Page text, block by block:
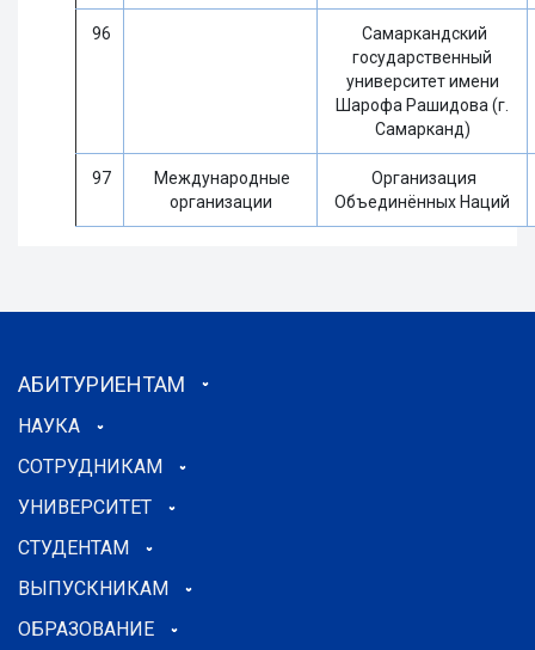
96
Самаркандский
государственный
университет имени
Шарофа Рашидова (г.
Самарканд)
97
Международные
организации
Организация
Объединённых Наций
АБИТУРИЕНТАМ
НАУКА
СОТРУДНИКАМ
УНИВЕРСИТЕТ
СТУДЕНТАМ
ВЫПУСКНИКАМ
ОБРАЗОВАНИЕ